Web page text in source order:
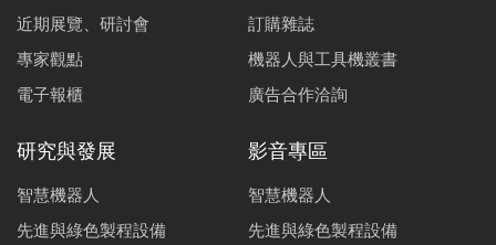
近期展覽、研討會
專家觀點
電子報櫃
訂購雜誌
機器人與工具機叢書
廣告合作洽詢
研究與發展
智慧機器人
先進與綠色製程設備
影音專區
智慧機器人
先進與綠色製程設備